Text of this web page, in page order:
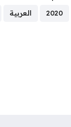
2020 العربية